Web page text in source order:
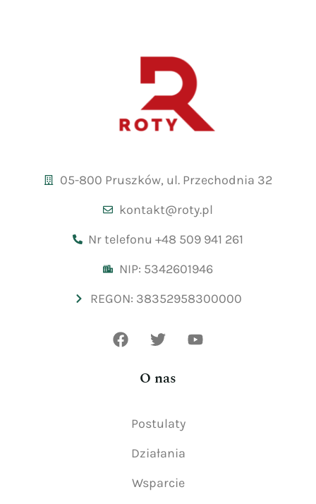
05-800 Pruszków, ul. Przechodnia 32
kontakt@roty.pl
Nr telefonu +48 509 941 261
NIP: 5342601946
REGON: 38352958300000
O nas
Postulaty
Działania
Wsparcie